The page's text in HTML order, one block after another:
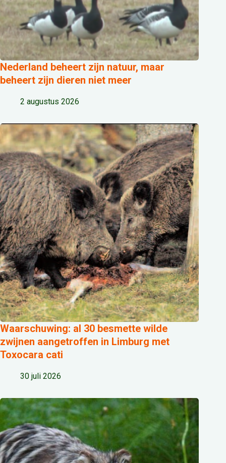
Nederland beheert zijn natuur, maar
beheert zijn dieren niet meer
2 augustus 2026
Waarschuwing: al 30 besmette wilde
zwijnen aangetroffen in Limburg met
Toxocara cati
30 juli 2026